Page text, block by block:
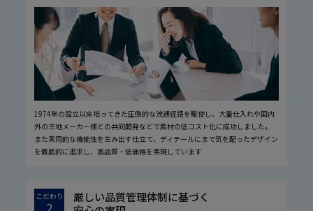
1974年の設立以来培ってきた圧倒的な流通経路を駆使し、大量仕入れや国内
外の生地メーカー様との共同開発などで素材の低コスト化に成功しました。
また実用的な機能性を生み出す仕立て、ディテールにまで気を配ったデザイン
を徹底的に追求し、高品質・低価格を実現しています
こだわり
2
厳しい品質管理体制に基づく